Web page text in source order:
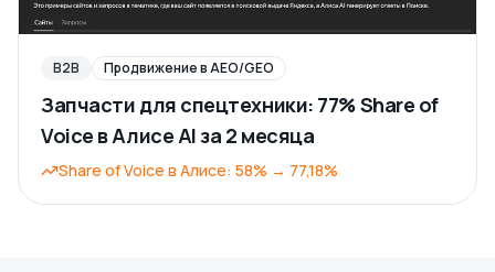
B2B Продвижение в AEO/GEO
Запчасти для спецтехники: 77% Share of
Voice в Алисе AI за 2 месяца
Share of Voice в Алисе: 58% → 77,18%